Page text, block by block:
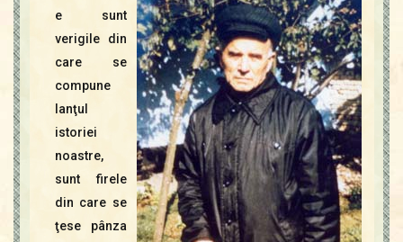
e sunt
verigile din
care se
compune
lanţul
istoriei
noastre,
sunt firele
din care se
ţese pânza